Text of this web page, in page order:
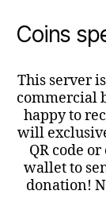
Coins
This server
commercial
happy to
will
QR code
wallet to
donation!